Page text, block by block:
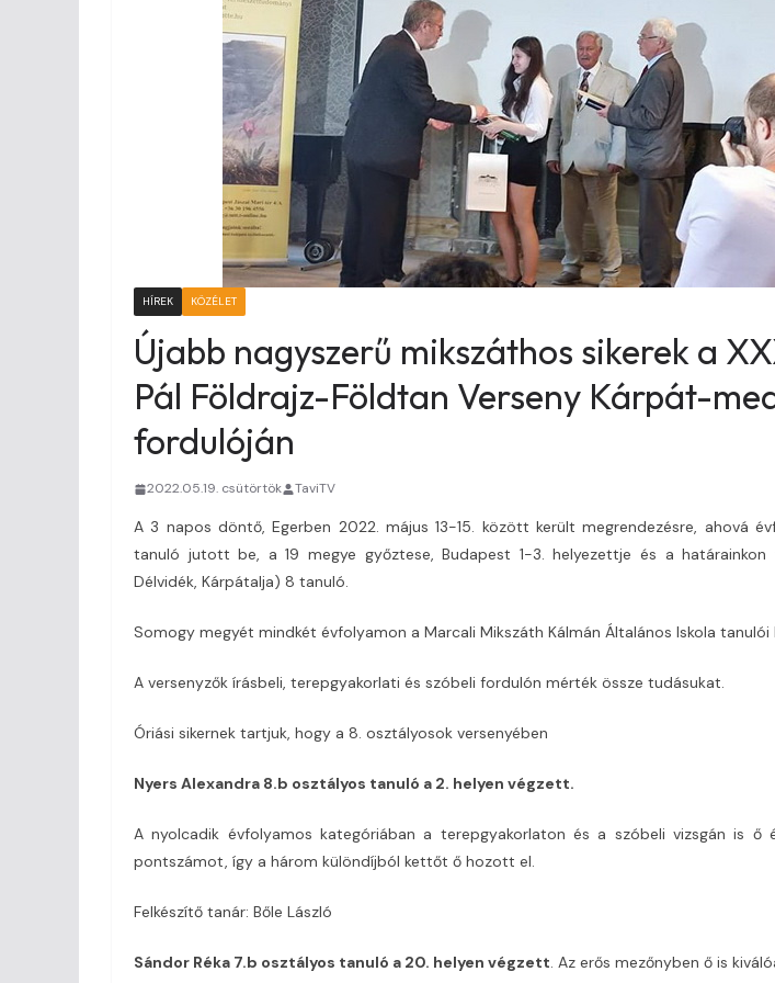
HÍREK KÖZÉLET
Újabb nagyszerű mikszáthos sikerek a
Pál Földrajz-Földtan Verseny Kárpát-
fordulóján
2022.05.19. csütörtök TaviTV
A 3 napos döntő, Egerben 2022. május 13-15. között került megrendezésre, ahová
tanuló jutott be, a 19 megye győztese, Budapest 1-3. helyezettje és a határainkon
Délvidék, Kárpátalja) 8 tanuló.
Somogy megyét mindkét évfolyamon a Marcali Mikszáth Kálmán Általános Iskola tanulói
A versenyzők írásbeli, terepgyakorlati és szóbeli fordulón mérték össze tudásukat.
Óriási sikernek tartjuk, hogy a 8. osztályosok versenyében
Nyers Alexandra 8.b osztályos tanuló a 2. helyen végzett.
A nyolcadik évfolyamos kategóriában a terepgyakorlaton és a szóbeli vizsgán is ő
pontszámot, így a három különdíjból kettőt ő hozott el.
Felkészítő tanár: Bőle László
Sándor Réka 7.b osztályos tanuló a 20. helyen végzett. Az erős mezőnyben ő is